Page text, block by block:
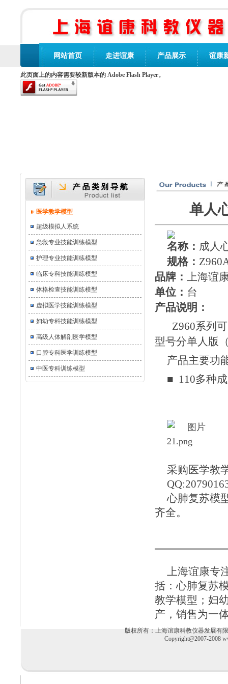
网站首页 走进谊康 产品展示 谊康
此页面上的内容需要较新版本的 Adobe Flash Player。
医学教学模型
超级模拟人系统
急救专业技能训练模型
护理专业技能训练模型
临床专科技能训练模型
体格检查技能训练模型
虚拟医学技能训练模型
妇幼专科技能训练模型
高级人体解剖医学模型
口腔专科医学训练模型
中医专科训练模型
单人
名称： 成人
规格： Z960
品牌： 上海谊
单位： 台
产品说明：
Z960系列
型号分单人版
产品主要功
■ 110多种
采购医学教
心肺复苏模
齐全。
上海谊康专
括：心肺复苏
教学模型 ； 妇
产，销售为一
版权所有：上海谊康科教仪器发展有限
Copyright@2007-2008